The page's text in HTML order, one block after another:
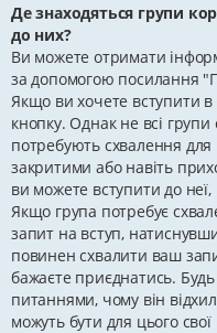
Де знаходяться групи
до них?
Ви можете отримати
за допомогою посилання
Якщо ви хочете вступити в
кнопку. Однак не всі
потребують схвалення для
закритими або навіть
ви можете вступити до
Якщо група потребує
запит на вступ,
повинен схвалити ваш
бажаєте приєднатись. Будь
питаннями, чому він
можуть бути для цього